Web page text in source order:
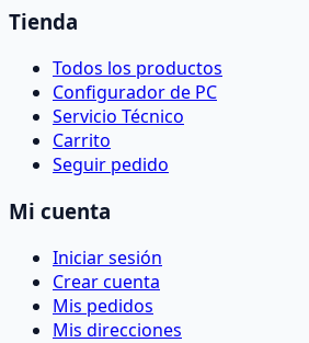
Tienda
Todos los productos
Configurador de PC
Servicio Técnico
Carrito
Seguir pedido
Mi cuenta
Iniciar sesión
Crear cuenta
Mis pedidos
Mis direcciones